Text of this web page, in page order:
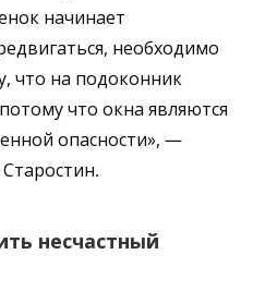
начинает
необходимо
что на подоконник
что окна являются
опасности», —
несчастный